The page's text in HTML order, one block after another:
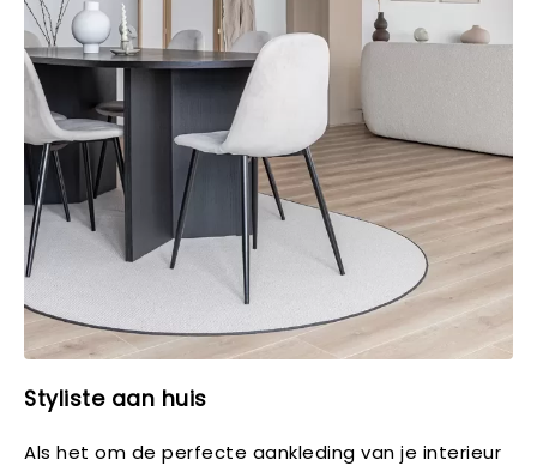
Styliste aan huis
Als het om de perfecte aankleding van je interieur